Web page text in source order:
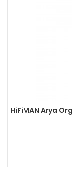
HiFiMAN Arya